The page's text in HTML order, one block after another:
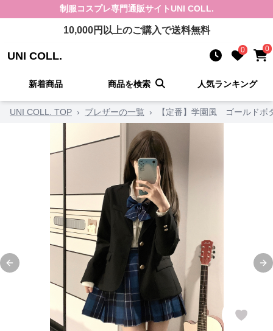
制服コスプレ専門通販サイト UNI COLL.
10,000円以上のご購入で送料無料
UNI COLL. 0 0
新着商品 商品を検索 人気ランキング
UNI COLL. TOP › ブレザーの一覧 › 【定番】学園風 ゴールド
Previous slide